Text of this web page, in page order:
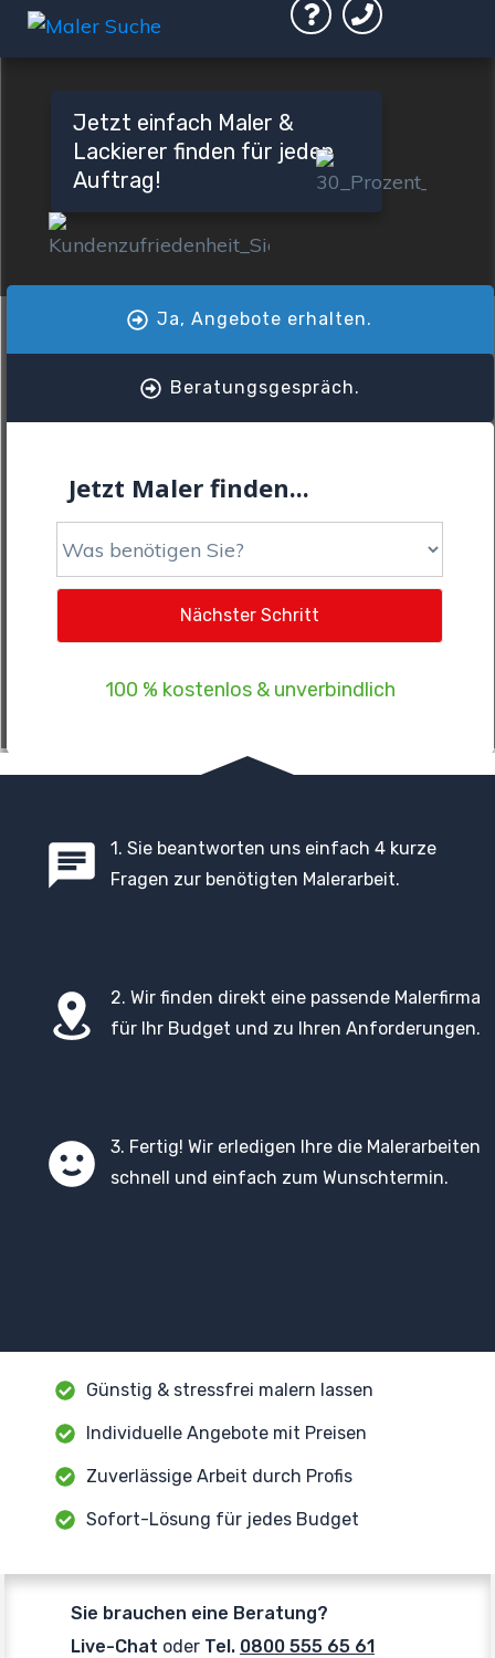
Jetzt einfach Maler &
Lackierer finden für jeden
Auftrag!
Ja, Angebote erhalten.
Beratungsgespräch.
Jetzt Maler finden...
100 % kostenlos & unverbindlich
1. Sie beantworten uns einfach 4 kurze
Fragen zur benötigten Malerarbeit.
2. Wir finden direkt eine passende Malerfirma
für Ihr Budget und zu Ihren Anforderungen.
3. Fertig! Wir erledigen Ihre die Malerarbeiten
schnell und einfach zum Wunschtermin.
Günstig & stressfrei malern lassen
Individuelle Angebote mit Preisen
Zuverlässige Arbeit durch Profis
Sofort-Lösung für jedes Budget
Sie brauchen eine Beratung?
Live-Chat oderTel. 0800 555 65 61